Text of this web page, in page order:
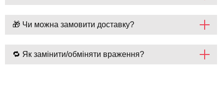
🎁 Чи можна замовити доставку?
🔁 Як замінити/обміняти враження?